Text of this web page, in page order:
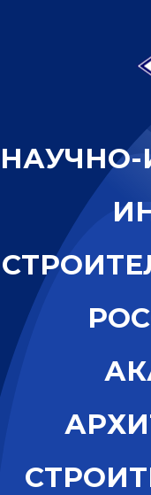
НАУЧНО-
И
СТРОИТЕ
РОС
АК
АРХИ
СТРОИТ